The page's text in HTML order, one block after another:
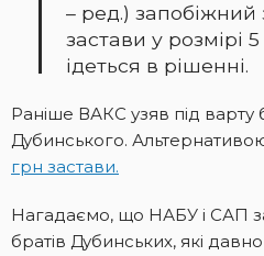
– ред.) запобіжний
застави у розмірі
ідеться в рішенні.
Раніше ВАКС узяв під варту
Дубинського.
грн застави.
Нагадаємо, що НАБУ і САП
братів Дубинських, які